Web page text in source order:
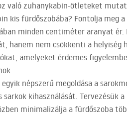
való zuhanykabin-ötleteket
kis fürdőszobába? Fontolja meg
minden centiméter aranyat
hanem nem csökkenti a
amelyeket érdemes
népszerű megoldása a
sarkok kihasználását. Tervezésük
minimalizálja a fürdőszoba